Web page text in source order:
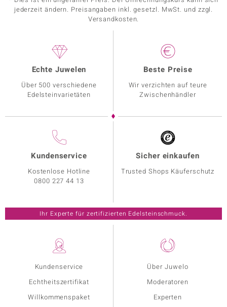
jederzeit ändern. Preisangaben inkl. gesetzl. MwSt. und zzgl.
Versandkosten.
Kundenservice
Echtheitszertifikat
Willkommenspaket
Über Juwelo
Moderatoren
Experten
Echte Juwelen
Über 500 verschiedene
Edelsteinvarietäten
Beste Preise
Wir verzichten auf teure
Zwischenhändler
Kundenservice
Kostenlose Hotline
0800 227 44 13
Sicher einkaufen
Trusted Shops Käuferschutz
Ihr Experte für zertifizierten Edelsteinschmuck.